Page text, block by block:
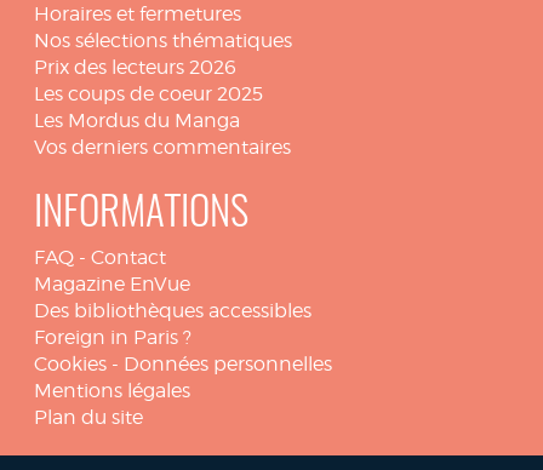
Horaires et fermetures
Nos sélections thématiques
Prix des lecteurs 2026
Les coups de coeur 2025
Les Mordus du Manga
Vos derniers commentaires
INFORMATIONS
FAQ - Contact
Magazine EnVue
Des bibliothèques accessibles
Foreign in Paris ?
Cookies - Données personnelles
Mentions légales
Plan du site